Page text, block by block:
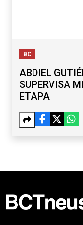
BC
ABDIEL
SUPERVISA
ETAPA